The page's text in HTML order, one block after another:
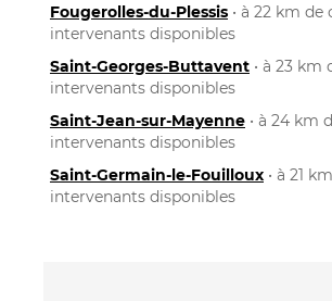
Fougerolles-du-Plessis • à 22 km de
intervenants disponibles
Saint-Georges-Buttavent • à 23 km
intervenants disponibles
Saint-Jean-sur-Mayenne • à 24 km
intervenants disponibles
Saint-Germain-le-Fouilloux • à 21
intervenants disponibles